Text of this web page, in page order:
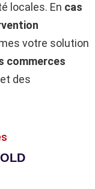
locales. En cas
votre solution
commerces
des